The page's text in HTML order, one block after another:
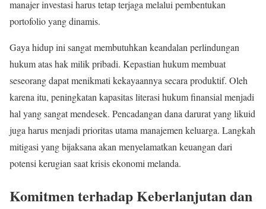
manajer investasi harus tetap terjaga melalui pembentukan
portofolio yang dinamis.
Gaya hidup ini sangat membutuhkan keandalan perlindungan
hukum atas hak milik pribadi. Kepastian hukum membuat
seseorang dapat menikmati kekayaannya secara produktif. Oleh
karena itu, peningkatan kapasitas literasi hukum finansial menjadi
hal yang sangat mendesek. Pencadangan dana darurat yang likuid
juga harus menjadi prioritas utama manajemen keluarga. Langkah
mitigasi yang bijaksana akan menyelamatkan keuangan dari
potensi kerugian saat krisis ekonomi melanda.
Komitmen terhadap Keberlanjutan dan